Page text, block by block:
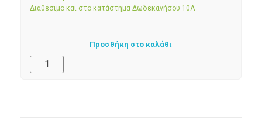
Διαθέσιμο και στο κατάστημα Δωδεκανήσου 10Α
Προσθήκη στο καλάθι